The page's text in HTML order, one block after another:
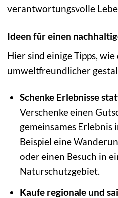
verantwortungsvolle
Ideen für einen
Hier sind einige Tipps,
umweltfreundlicher
Schenke Erlebnisse
Verschenke einen
gemeinsames Erlebnis
Beispiel eine
oder einen Besuch in
Naturschutzgebiet.
Kaufe regionale und